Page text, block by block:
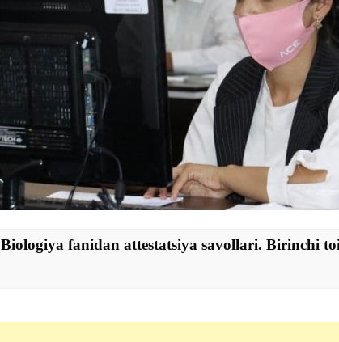
Biologiya fanidan attestatsiya savollari. Birinchi